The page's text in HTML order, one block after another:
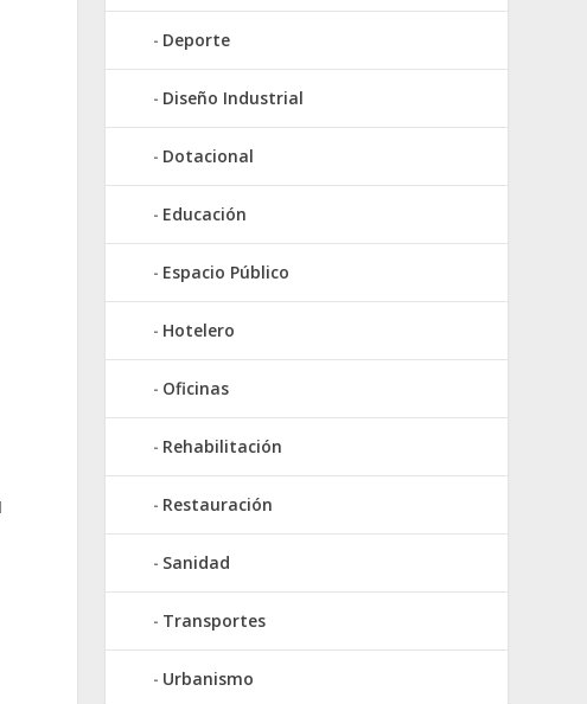
Deporte
Diseño Industrial
Dotacional
Educación
Espacio Público
Hotelero
Oficinas
Rehabilitación
Restauración
Sanidad
Transportes
Urbanismo